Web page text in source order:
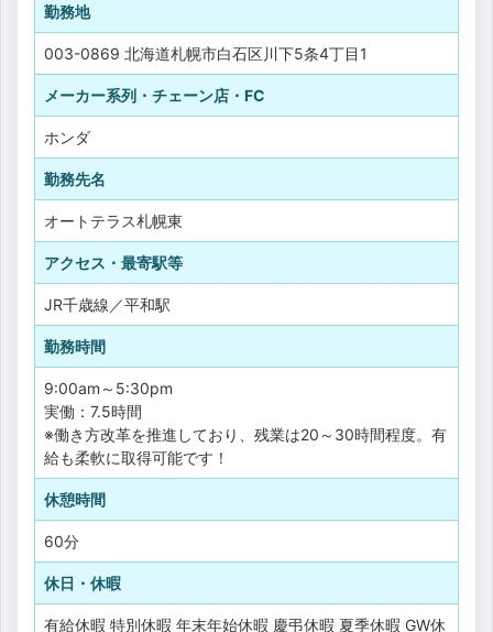
勤務地
003-0869 北海道札幌市白石区川下5条4丁目1
メーカー系列・チェーン店・FC
ホンダ
勤務先名
オートテラス札幌東
アクセス・最寄駅等
JR千歳線／平和駅
勤務時間
9:00am～5:30pm
実働：7.5時間
※働き方改革を推進しており、残業は20～30時間程度。有
給も柔軟に取得可能です！
休憩時間
60分
休日・休暇
有給休暇 特別休暇 年末年始休暇 慶弔休暇 夏季休暇 GW休